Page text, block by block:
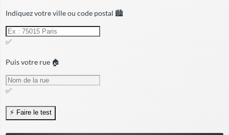
Indiquez votre ville ou code postal 🏙️
✅
Puis votre rue 🏠
✅